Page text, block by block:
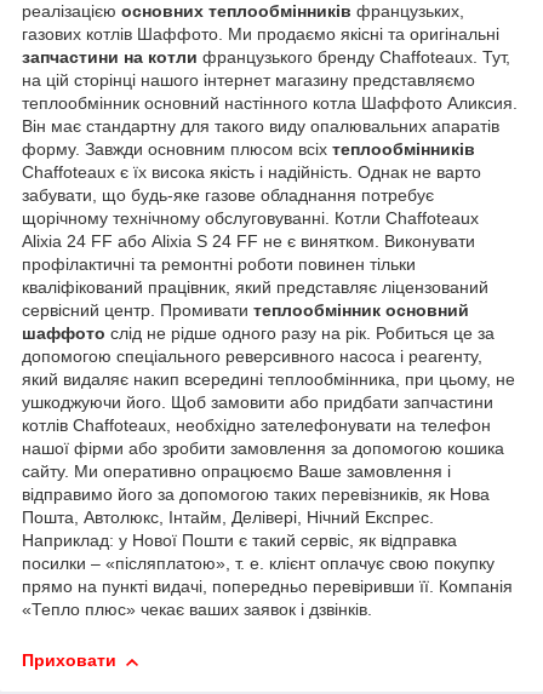
реалізацією основних теплообмінників французьких,
газових котлів Шаффото. Ми продаємо якісні та оригінальні
запчастини на котли французького бренду Chaffoteaux. Тут,
на цій сторінці нашого інтернет магазину представляємо
теплообмінник основний настінного котла Шаффото Аликсия.
Він має стандартну для такого виду опалювальних апаратів
форму. Завжди основним плюсом всіх теплообмінників
Chaffoteaux є їх висока якість і надійність. Однак не варто
забувати, що будь-яке газове обладнання потребує
щорічному технічному обслуговуванні. Котли Chaffoteaux
Alixia 24 FF або Alixia S 24 FF не є винятком. Виконувати
профілактичні та ремонтні роботи повинен тільки
кваліфікований працівник, який представляє ліцензований
сервісний центр. Промивати теплообмінник основний
шаффото слід не рідше одного разу на рік. Робиться це за
допомогою спеціального реверсивного насоса і реагенту,
який видаляє накип всередині теплообмінника, при цьому, не
ушкоджуючи його. Щоб замовити або придбати запчастини
котлів Chaffoteaux, необхідно зателефонувати на телефон
нашої фірми або зробити замовлення за допомогою кошика
сайту. Ми оперативно опрацюємо Ваше замовлення і
відправимо його за допомогою таких перевізників, як Нова
Пошта, Автолюкс, Інтайм, Делівері, Нічний Експрес.
Наприклад: у Нової Пошти є такий сервіс, як відправка
посилки – «післяплатою», т. е. клієнт оплачує свою покупку
прямо на пункті видачі, попередньо перевіривши її. Компанія
«Тепло плюс» чекає ваших заявок і дзвінків.
Приховати